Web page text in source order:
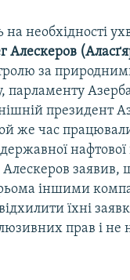
на необхідності
Алескеров
за
парламенту
президент
же час
нафтової
Алескеров заявив,
іншими
їхні
прав і не